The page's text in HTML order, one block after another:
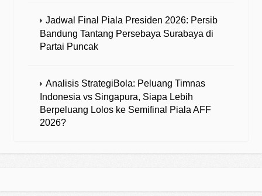
Jadwal Final Piala Presiden 2026: Persib
Bandung Tantang Persebaya Surabaya di
Partai Puncak
Analisis StrategiBola: Peluang Timnas
Indonesia vs Singapura, Siapa Lebih
Berpeluang Lolos ke Semifinal Piala AFF
2026?